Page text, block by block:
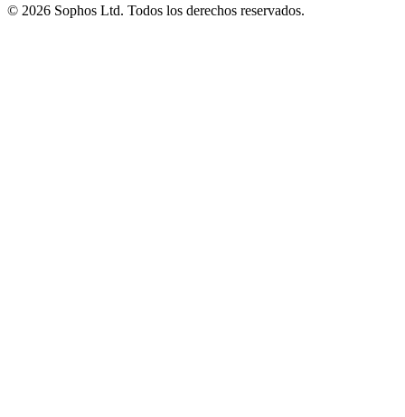
© 2026 Sophos Ltd. Todos los derechos reservados.